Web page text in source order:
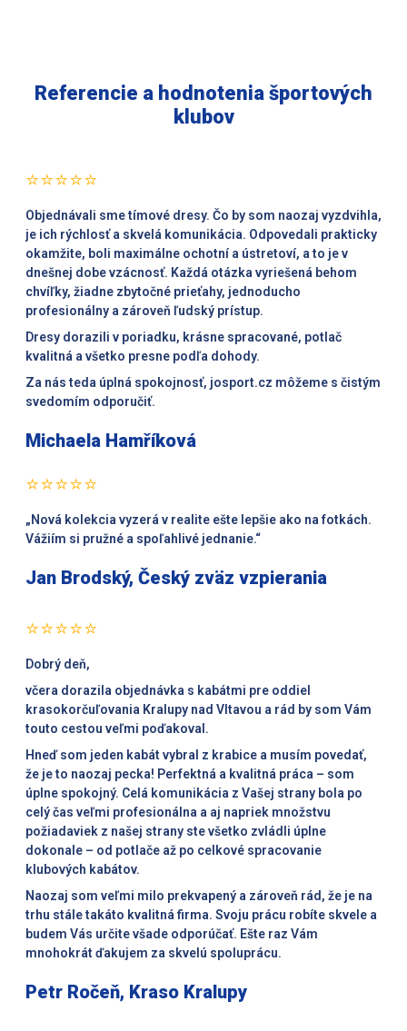
Referencie a hodnotenia športových
klubov
⭐⭐⭐⭐⭐
Objednávali sme tímové dresy. Čo by som naozaj vyzdvihla,
je ich rýchlosť a skvelá komunikácia. Odpovedali prakticky
okamžite, boli maximálne ochotní a ústretoví, a to je v
dnešnej dobe vzácnosť. Každá otázka vyriešená behom
chvíľky, žiadne zbytočné prieťahy, jednoducho
profesionálny a zároveň ľudský prístup.
Dresy dorazili v poriadku, krásne spracované, potlač
kvalitná a všetko presne podľa dohody.
Za nás teda úplná spokojnosť, josport.cz môžeme s čistým
svedomím odporučiť.
Michaela Hamříková
⭐⭐⭐⭐⭐
„Nová kolekcia vyzerá v realite ešte lepšie ako na fotkách.
Vážiím si pružné a spoľahlivé jednanie.“
Jan Brodský, Český zväz vzpierania
⭐⭐⭐⭐⭐
Dobrý deň,
včera dorazila objednávka s kabátmi pre oddiel
krasokorčuľovania Kralupy nad Vltavou a rád by som Vám
touto cestou veľmi poďakoval.
Hneď som jeden kabát vybral z krabice a musím povedať,
že je to naozaj pecka! Perfektná a kvalitná práca – som
úplne spokojný. Celá komunikácia z Vašej strany bola po
celý čas veľmi profesionálna a aj napriek množstvu
požiadaviek z našej strany ste všetko zvládli úplne
dokonale – od potlače až po celkové spracovanie
klubových kabátov.
Naozaj som veľmi milo prekvapený a zároveň rád, že je na
trhu stále takáto kvalitná firma. Svoju prácu robíte skvele a
budem Vás určite všade odporúčať. Ešte raz Vám
mnohokrát ďakujem za skvelú spoluprácu.
Petr Ročeň, Kraso Kralupy